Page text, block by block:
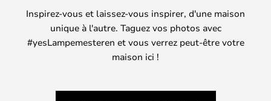
Inspirez-vous et laissez-vous inspirer, d'une maison
unique à l'autre. Taguez vos photos avec
#yesLampemesteren et vous verrez peut-être votre
maison ici !